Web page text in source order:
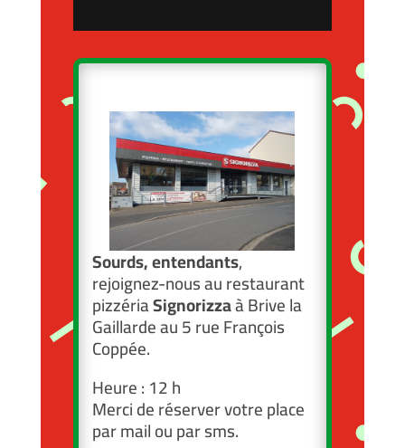
Sourds, entendants,
rejoignez-nous au restaurant
pizzériaSignorizzaà Brive la
Gaillarde au 5 rue François
Coppée.
Heure : 12 h
Merci de réserver votre place
par mail ou par sms.